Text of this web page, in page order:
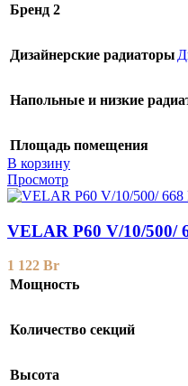
Бренд 2
Дизайнерские радиаторы
Напольные и низкие
Площадь помещения
В корзину
Просмотр
VELAR P60 V/10/500/
1 122 Br
Мощность
Количество секций
Высота